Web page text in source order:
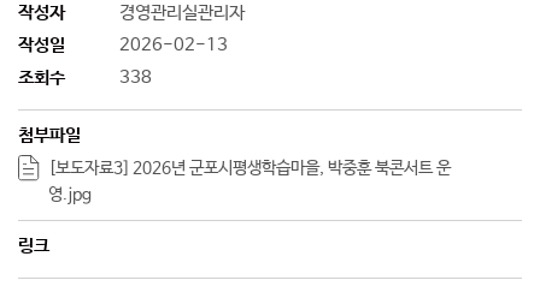
작성자
경영관리실관리자
작성일
2026-02-13
조회수
338
첨부파일
[보도자료3] 2026년 군포시평생학습마을, 박중훈 북콘서트 운
영.jpg
링크